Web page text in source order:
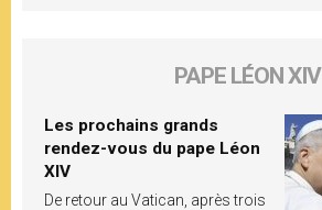
PAPE LÉON XIV
Les prochains grands
rendez-vous du pape Léon
XIV
De retour au Vatican, après trois